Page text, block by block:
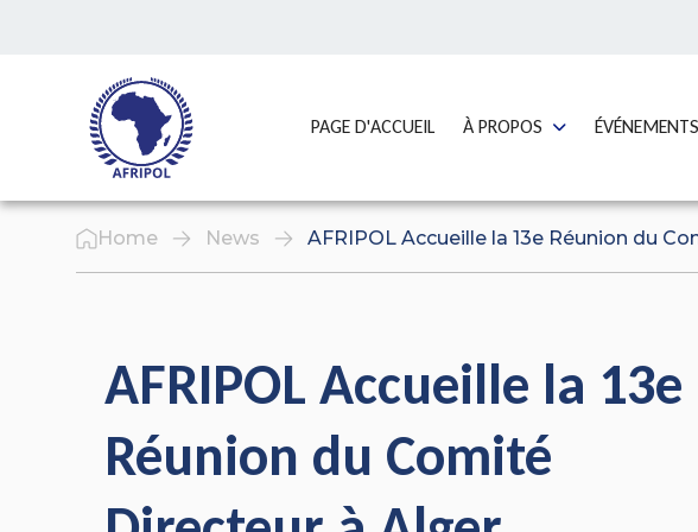
PAGE D'ACCUEILGO TO:À PROPOS GO TO:
Home News AFRIPOL Accueille la 13e Réunion du
AFRIPOL Accueille la 13e
Réunion du Comité